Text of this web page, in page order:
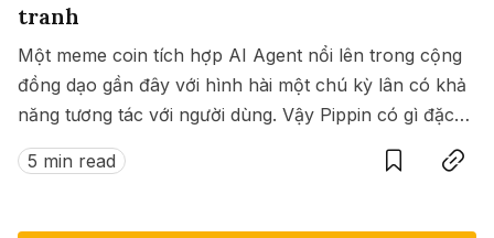
tranh
Một meme coin tích hợp AI Agent nổi lên trong cộng
đồng dạo gần đây với hình hài một chú kỳ lân có khả
năng tương tác với người dùng. Vậy Pippin có gì đặc
biệt? ?
5 min read
SaveCopy link